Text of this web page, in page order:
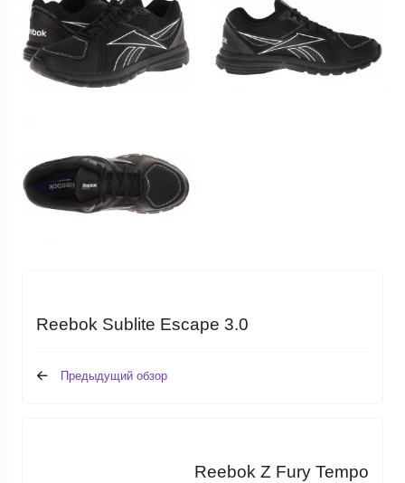
Reebok Sublite Escape 3.0
Предыдущий обзор
Reebok Z Fury Tempo